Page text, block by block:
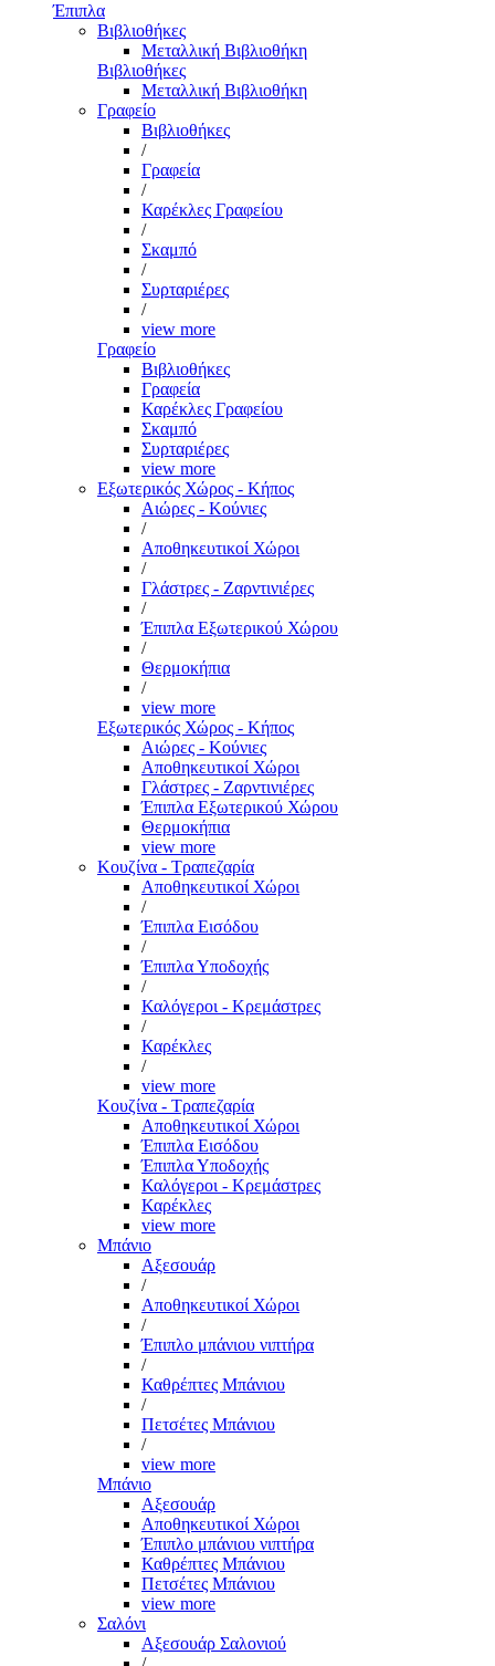
Έπιπλα
Βιβλιοθήκες
Μεταλλική Βιβλιοθήκη
Βιβλιοθήκες
Μεταλλική Βιβλιοθήκη
Γραφείο
Βιβλιοθήκες
/
Γραφεία
/
Καρέκλες Γραφείου
/
Σκαμπό
/
Συρταριέρες
/
view more
Γραφείο
Βιβλιοθήκες
Γραφεία
Καρέκλες Γραφείου
Σκαμπό
Συρταριέρες
view more
Εξωτερικός Χώρος - Κήπος
Αιώρες - Κούνιες
/
Αποθηκευτικοί Χώροι
/
Γλάστρες - Ζαρντινιέρες
/
Έπιπλα Εξωτερικού Χώρου
/
Θερμοκήπια
/
view more
Εξωτερικός Χώρος - Κήπος
Αιώρες - Κούνιες
Αποθηκευτικοί Χώροι
Γλάστρες - Ζαρντινιέρες
Έπιπλα Εξωτερικού Χώρου
Θερμοκήπια
view more
Κουζίνα - Τραπεζαρία
Αποθηκευτικοί Χώροι
/
Έπιπλα Εισόδου
/
Έπιπλα Υποδοχής
/
Καλόγεροι - Κρεμάστρες
/
Καρέκλες
/
view more
Κουζίνα - Τραπεζαρία
Αποθηκευτικοί Χώροι
Έπιπλα Εισόδου
Έπιπλα Υποδοχής
Καλόγεροι - Κρεμάστρες
Καρέκλες
view more
Μπάνιο
Αξεσουάρ
/
Αποθηκευτικοί Χώροι
/
Έπιπλο μπάνιου νιπτήρα
/
Καθρέπτες Μπάνιου
/
Πετσέτες Μπάνιου
/
view more
Μπάνιο
Αξεσουάρ
Αποθηκευτικοί Χώροι
Έπιπλο μπάνιου νιπτήρα
Καθρέπτες Μπάνιου
Πετσέτες Μπάνιου
view more
Σαλόνι
Αξεσουάρ Σαλονιού